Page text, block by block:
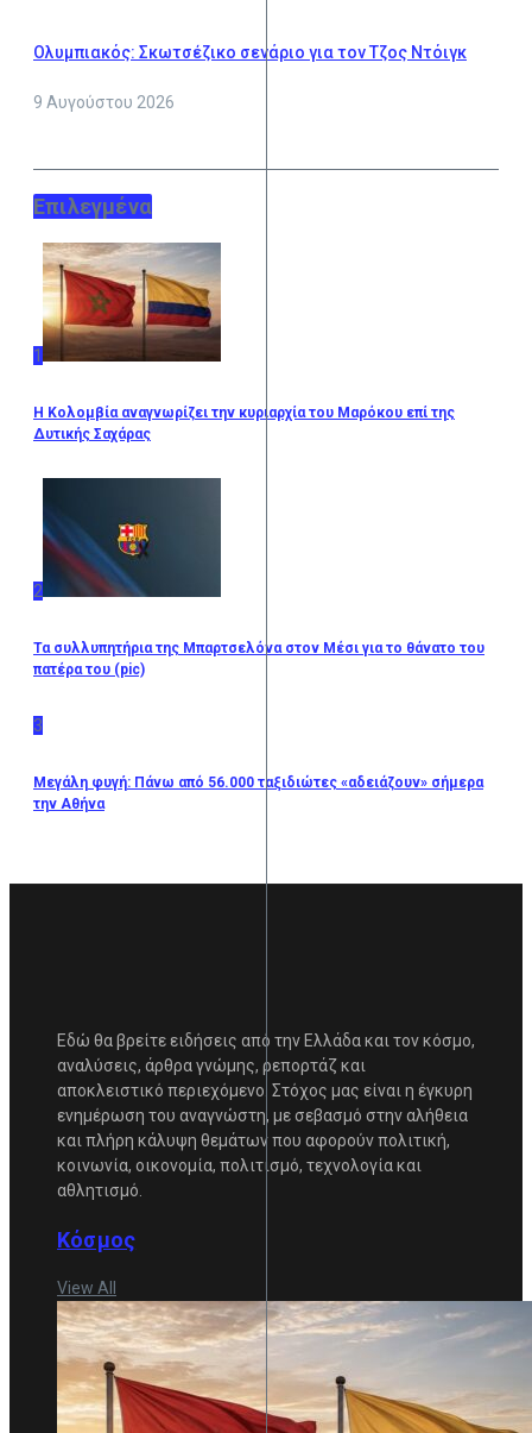
Ολυμπιακός: Σκωτσέζικο σενάριο για τον Τζος Ντόιγκ
9 Αυγούστου 2026
Επιλεγμένα
1
Η Κολομβία αναγνωρίζει την κυριαρχία του Μαρόκου επί της
Δυτικής Σαχάρας
2
Τα συλλυπητήρια της Μπαρτσελόνα στον Μέσι για το θάνατο του
πατέρα του (pic)
3
Μεγάλη φυγή: Πάνω από 56.000 ταξιδιώτες «αδειάζουν» σήμερα
την Αθήνα
Εδώ θα βρείτε ειδήσεις από την Ελλάδα και τον κόσμο,
αναλύσεις, άρθρα γνώμης, ρεπορτάζ και
αποκλειστικό περιεχόμενο. Στόχος μας είναι η έγκυρη
ενημέρωση του αναγνώστη, με σεβασμό στην αλήθεια
και πλήρη κάλυψη θεμάτων που αφορούν πολιτική,
κοινωνία, οικονομία, πολιτισμό, τεχνολογία και
αθλητισμό.
Κόσμος
View All